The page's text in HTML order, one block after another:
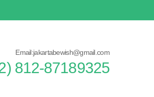
Email:jakartabewish@gmail.com
812-87189325